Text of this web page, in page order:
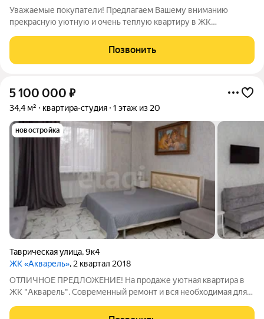
Уважаемые покупатели! Предлагаем Вашему вниманию
прекрасную уютную и очень теплую квартиру в ЖК
районе «Дом Обороны», одном из самых престижных и
перспективных районов города, удобный выезд в центр,
Позвонить
5 100 000 ₽
34,4 м² квартира-студия 1 этаж из 20
новостройка
Таврическая улица,9к4
ЖК «Акварель», 2 квартал 2018
ОТЛИЧНОЕ ПРЕДЛОЖЕНИЕ! На продаже уютная квартира в
ЖК "Акварель". Современный ремонт и вся необходимая для
жить, либо сдать в долгосрочную аренду. Жилой комплекс